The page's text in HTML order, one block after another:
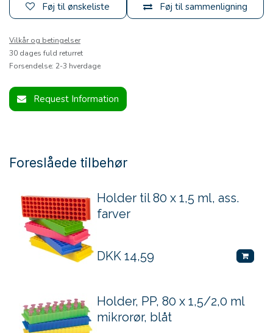
Føj til sammenligning
Føj til ønskeliste
Vilkår og betingelser
30 dages fuld returret
Forsendelse: 2-3 hverdage
Request Information
Foreslåede tilbehør
Holder til 80 x 1,5 ml, ass.
farver
DKK 14,59
Holder, PP, 80 x 1,5/2,0 ml
mikrorør, blåt